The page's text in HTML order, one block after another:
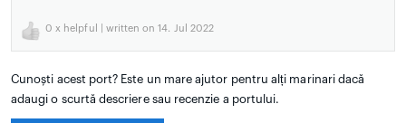
0 x helpful | written on 14. Jul 2022
Cunoști acest port? Este un mare ajutor pentru alți marinari dacă
adaugi o scurtă descriere sau recenzie a portului.